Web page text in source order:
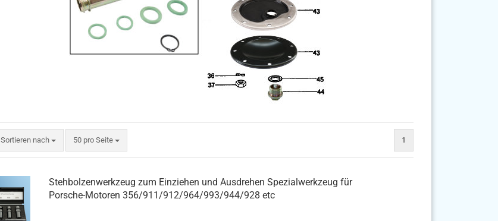
Sortieren nach
Sortieren nach 50 pro Seite
pro Seite 1
Stehbolzenwerkzeug zum Einziehen und Ausdrehen Spezialwerkzeug für
Porsche-Motoren 356/911/912/964/993/944/928 etc